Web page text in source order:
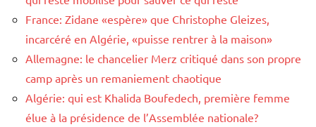
France: Zidane «espère» que Christophe Gleizes,
incarcéré en Algérie, «puisse rentrer à la maison»
Allemagne: le chancelier Merz critiqué dans son propre
camp après un remaniement chaotique
Algérie: qui est Khalida Boufedech, première femme
élue à la présidence de l’Assemblée nationale?